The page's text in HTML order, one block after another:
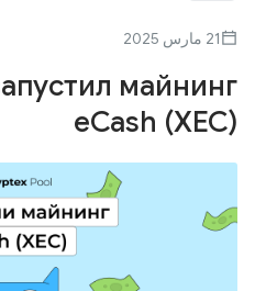
21 مارس 2025
майнинг
eCash (XEC)